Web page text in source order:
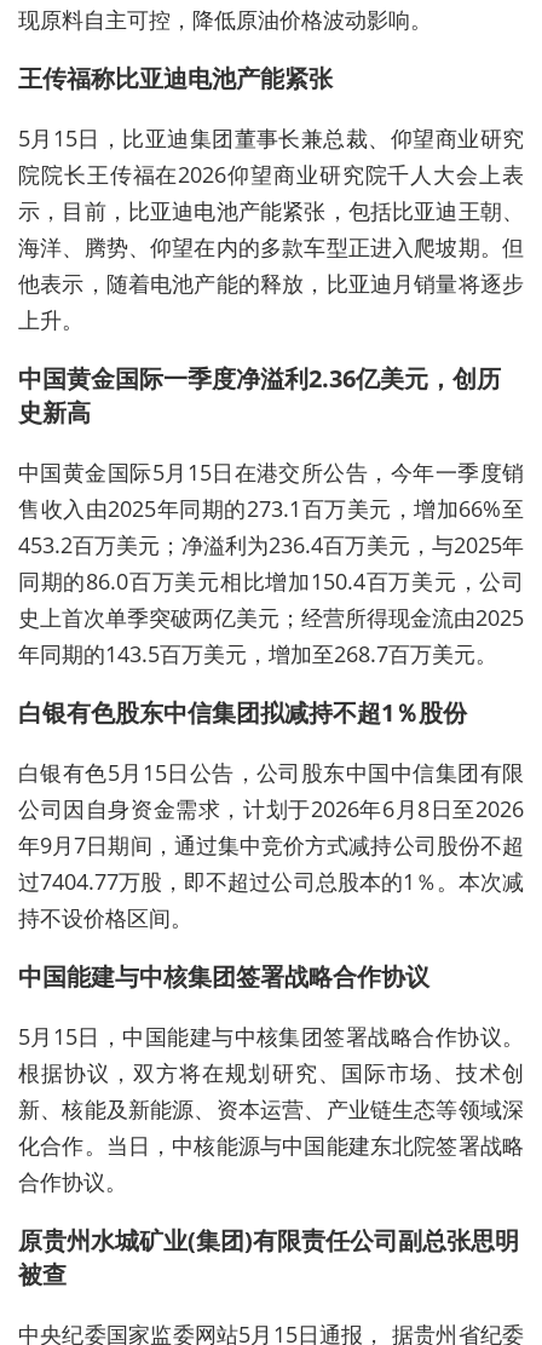
现原料自主可控 ，降低原油价格波动影响。
王传福称比亚迪电池产能紧张
5月15日，比亚迪集团董事长兼总裁、仰望商业研究
院院长王传福在2026仰望商业研究院千人大会上表
示，目前，比亚迪电池产能紧张，包括比亚迪王朝、
海洋、腾势、仰望在内的多款车型正进入爬坡期。但
他表示，随着电池产能的释放，比亚迪月销量将逐步
上升。
中国黄金国际一季度净溢利2.36亿美元，创历
史新高
中国黄金国际5月15日在港交所公告，今年一季度销
售收入由2025年同期的273.1百万美元，增加66%至
453.2百万美元；净溢利为236.4百万美元，与2025年
同期的86.0百万美元相比增加150.4百万美元，公司
史上首次单季突破两亿美元；经营所得现金流由2025
年同期的143.5百万美元，增加至268.7百万美元。
白银有色股东中信集团拟减持不超1％股份
白银有色5月15日公告，公司股东中国中信集团有限
公司因自身资金需求，计划于2026年6月8日至2026
年9月7日期间，通过集中竞价方式减持公司股份不超
过7404.77万股，即不超过公司总股本的1％。本次减
持不设价格区间。
中国能建与中核集团签署战略合作协议
5月15日，中国能建与中核集团签署战略合作协议。
根据协议，双方将在规划研究、国际市场、技术创
新、核能及新能源、资本运营、产业链生态等领域深
化合作。当日，中核能源与中国能建东北院签署战略
合作协议。
原贵州水城矿业(集团)有限责任公司副总张思明
被查
中央纪委国家监委网站5月15日通报， 据贵州省纪委